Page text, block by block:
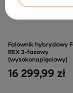
Falownik hybrydowy
REX 3-fazowy
(wysokonapięciowy)
16 299,99 zł